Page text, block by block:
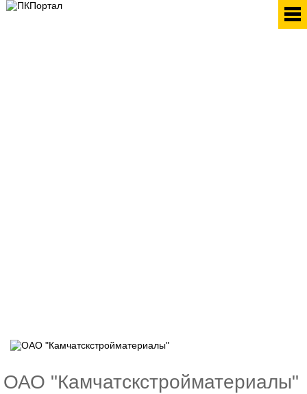
ОАО "Камчатскстройматериалы"